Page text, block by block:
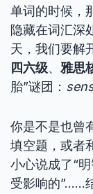
单词的时候，
隐藏在词汇深
天，我们要
四六级、 雅思
胎”谜团：
你是不是也曾
填空题，或者
小心说成了“
受影响的”……